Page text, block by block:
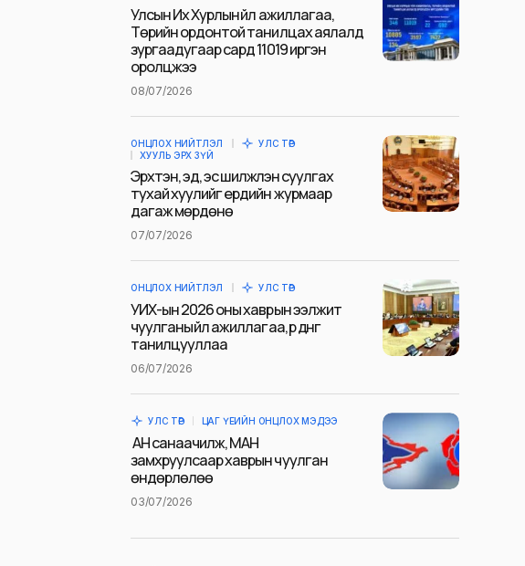
Улсын Их Хурлын үйл ажиллагаа,
Төрийн ордонтой танилцах аялалд
зургаадугаар сард 11019 иргэн
оролцжээ
08/07/2026
ОНЦЛОХ НИЙТЛЭЛ
УЛС ТӨР
ХУУЛЬ ЭРХ ЗҮЙ
Эрхтэн, эд, эс шилжүүлэн суулгах
тухай хуулийг ердийн журмаар
дагаж мөрдөнө
07/07/2026
ОНЦЛОХ НИЙТЛЭЛ УЛС ТӨР
УИХ-ын 2026 оны хаврын ээлжит
чуулганы үйл ажиллагаа, үр дүнг
танилцууллаа
06/07/2026
УЛС ТӨР ЦАГ ҮЕИЙН ОНЦЛОХ МЭДЭЭ
АН санаачилж, МАН
замхруулсаар хаврын чуулган
өндөрлөлөө
03/07/2026